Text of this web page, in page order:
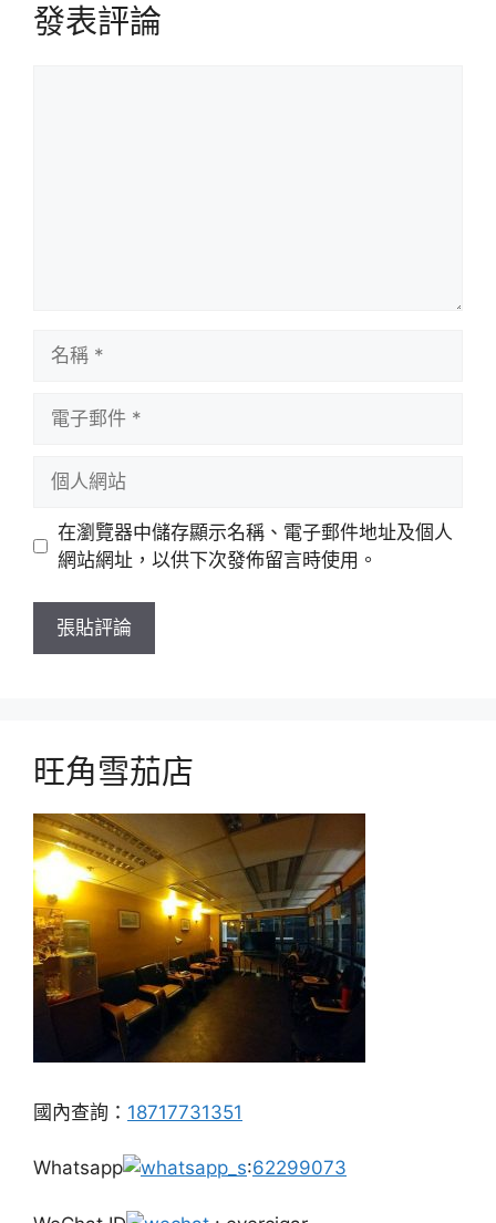
發表評論
站
在瀏覽器中儲存顯示名稱、電子郵件地址及個人
網站網址，以供下次發佈留言時使用。
旺角雪茄店
國內查詢： 18717731351
Whatsapp :62299073